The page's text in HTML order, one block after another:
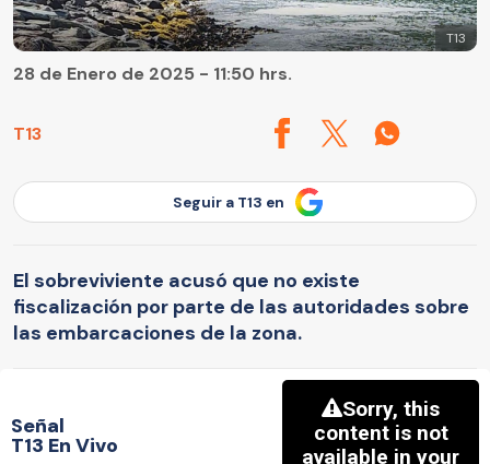
T13
T13
28 de Enero de 2025 - 11:50 hrs.
Seguir a T13 en
El sobreviviente acusó que no existe
fiscalización por parte de las autoridades sobre
las embarcaciones de la zona.
Señal
T13 En Vivo